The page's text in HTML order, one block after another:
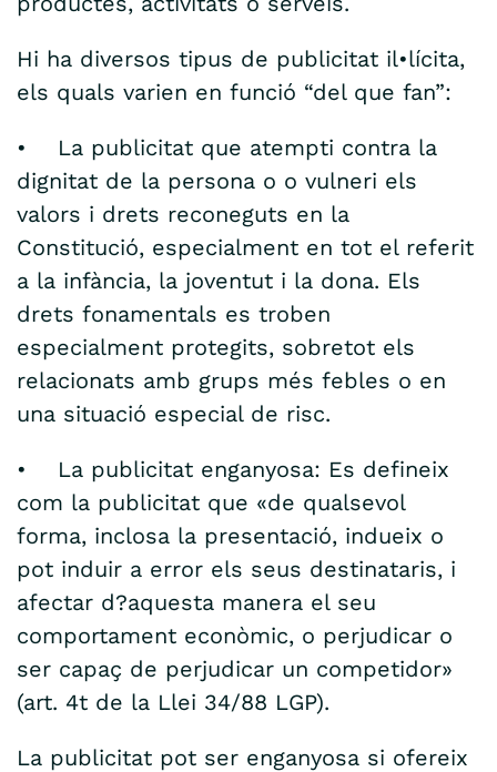
Hi ha diversos tipus de publicitat il•lícita,
els quals varien en funció “del que fan”:
• La publicitat que atempti contra la
dignitat de la persona o o vulneri els
valors i drets reconeguts en la
Constitució, especialment en tot el referit
a la infància, la joventut i la dona. Els
drets fonamentals es troben
especialment protegits, sobretot els
relacionats amb grups més febles o en
una situació especial de risc.
• La publicitat enganyosa: Es defineix
com la publicitat que «de qualsevol
forma, inclosa la presentació, indueix o
pot induir a error els seus destinataris, i
afectar d?aquesta manera el seu
comportament econòmic, o perjudicar o
ser capaç de perjudicar un competidor»
(art. 4t de la Llei 34/88 LGP).
La publicitat pot ser enganyosa si ofereix